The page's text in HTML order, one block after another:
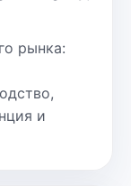
рынка:
и